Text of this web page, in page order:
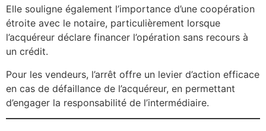
Elle souligne également l’importance d’une coopération
étroite avec le notaire, particulièrement lorsque
l’acquéreur déclare financer l’opération sans recours à
un crédit.
Pour les vendeurs, l’arrêt offre un levier d’action efficace
en cas de défaillance de l’acquéreur, en permettant
d’engager la responsabilité de l’intermédiaire.